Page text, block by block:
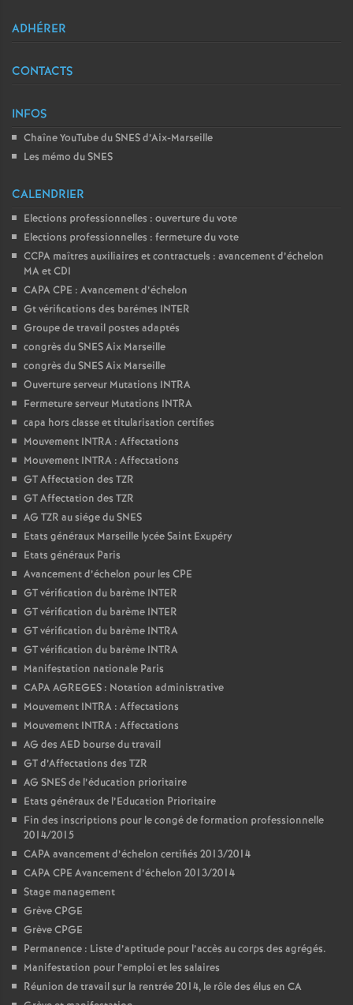
ADHÉRER
CONTACTS
INFOS
Chaîne YouTube du SNES d’Aix-Marseille
Les mémo du SNES
CALENDRIER
Elections professionnelles : ouverture du vote
Elections professionnelles : fermeture du vote
CCPA maîtres auxiliaires et contractuels : avancement d’échelon
MA et CDI
CAPA CPE : Avancement d’échelon
Gt vérifications des barémes INTER
Groupe de travail postes adaptés
congrès du SNES Aix Marseille
congrès du SNES Aix Marseille
Ouverture serveur Mutations INTRA
Fermeture serveur Mutations INTRA
capa hors classe et titularisation certifies
Mouvement INTRA : Affectations
Mouvement INTRA : Affectations
GT Affectation des TZR
GT Affectation des TZR
AG TZR au siége du SNES
Etats généraux Marseille lycée Saint Exupéry
Etats généraux Paris
Avancement d’échelon pour les CPE
GT vérification du barème INTER
GT vérification du barème INTER
GT vérification du barème INTRA
GT vérification du barème INTRA
Manifestation nationale Paris
CAPA AGREGES : Notation administrative
Mouvement INTRA : Affectations
Mouvement INTRA : Affectations
AG des AED bourse du travail
GT d’Affectations des TZR
AG SNES de l’éducation prioritaire
Etats généraux de l’Education Prioritaire
Fin des inscriptions pour le congé de formation professionnelle
2014/2015
CAPA avancement d’échelon certifiés 2013/2014
CAPA CPE Avancement d’échelon 2013/2014
Stage management
Grève CPGE
Grève CPGE
Permanence : Liste d’aptitude pour l’accès au corps des agrégés.
Manifestation pour l’emploi et les salaires
Réunion de travail sur la rentrée 2014, le rôle des élus en CA